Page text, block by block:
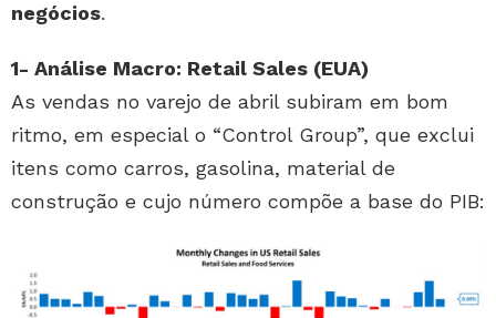
negócios.
1- Análise Macro: Retail Sales (EUA)
As vendas no varejo de abril subiram em bom
ritmo, em especial o “Control Group”, que exclui
itens como carros, gasolina, material de
construção e cujo número compõe a base do PIB: